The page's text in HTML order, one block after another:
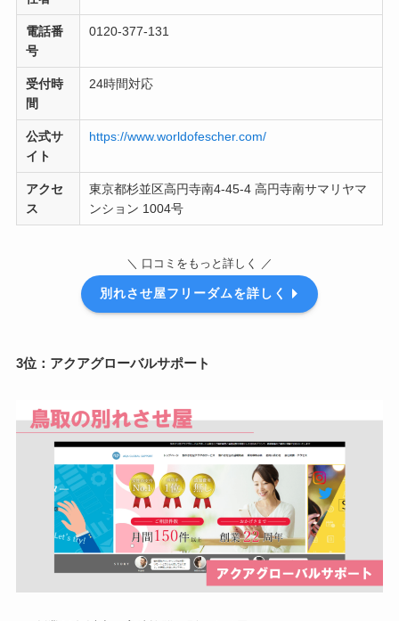
電話番
号
0120-377-131
受付時
間
24時間対応
公式サ
イト
https://www.worldofescher.com/
アクセ
ス
東京都杉並区高円寺南4-​45​-​4 高円寺南サマリヤマ
ンション 1004号
＼ 口コミをもっと詳しく ／
別れさせ屋フリーダムを詳しく
3位：アクアグローバルサポート